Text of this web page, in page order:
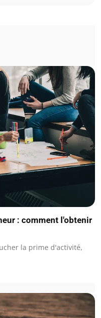
: comment l'obtenir
la prime d'activité,